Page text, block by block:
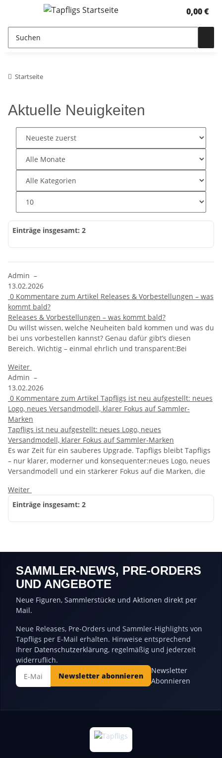
0,00 €
Startseite
Aktuelle Neuigkeiten
Einträge insgesamt: 2
Admin –
13.02.2026
0 Kommentare zum Artikel Releases & Vorbestellungen – was
kommt bald?
Releases & Vorbestellungen – was kommt bald?
Du willst wissen, welche Neuheiten bald kommen und was du
bei uns vorbestellen kannst? Genau dafür gibt’s diesen
Bereich. Wichtig – einmal ehrlich und transparent:Bei
Weiter
Admin –
13.02.2026
0 Kommentare zum Artikel Tapfligs ist neu aufgestellt: neues
Logo, neues Versandmodell, klarer Fokus auf Sammler-
Marken
Tapfligs ist neu aufgestellt: neues Logo, neues
Versandmodell, klarer Fokus auf Sammler-Marken
Es war Zeit für ein sauberes Upgrade. Tapfligs bleibt Tapfligs
– nur klarer, moderner und konsequenter:neues Logo, neues
Versandmodell und ein stärkerer Fokus auf die Marken, die
Weiter
Einträge insgesamt: 2
SAMMLER-NEWS, PRE-ORDERS
UND ANGEBOTE
Neue Figuren, Sammlerstücke und Aktionen direkt per
Mail.
Neue Releases, Pre-Orders und Sammler-Highlights von
Tapfligs per E-Mail erhalten. Hinweise entsprechend
Ihrer Datenschutzerklärung, regelmäßig und jederzeit
widerruflich.
Newsletter abonnieren
Newsletter
Abonnieren